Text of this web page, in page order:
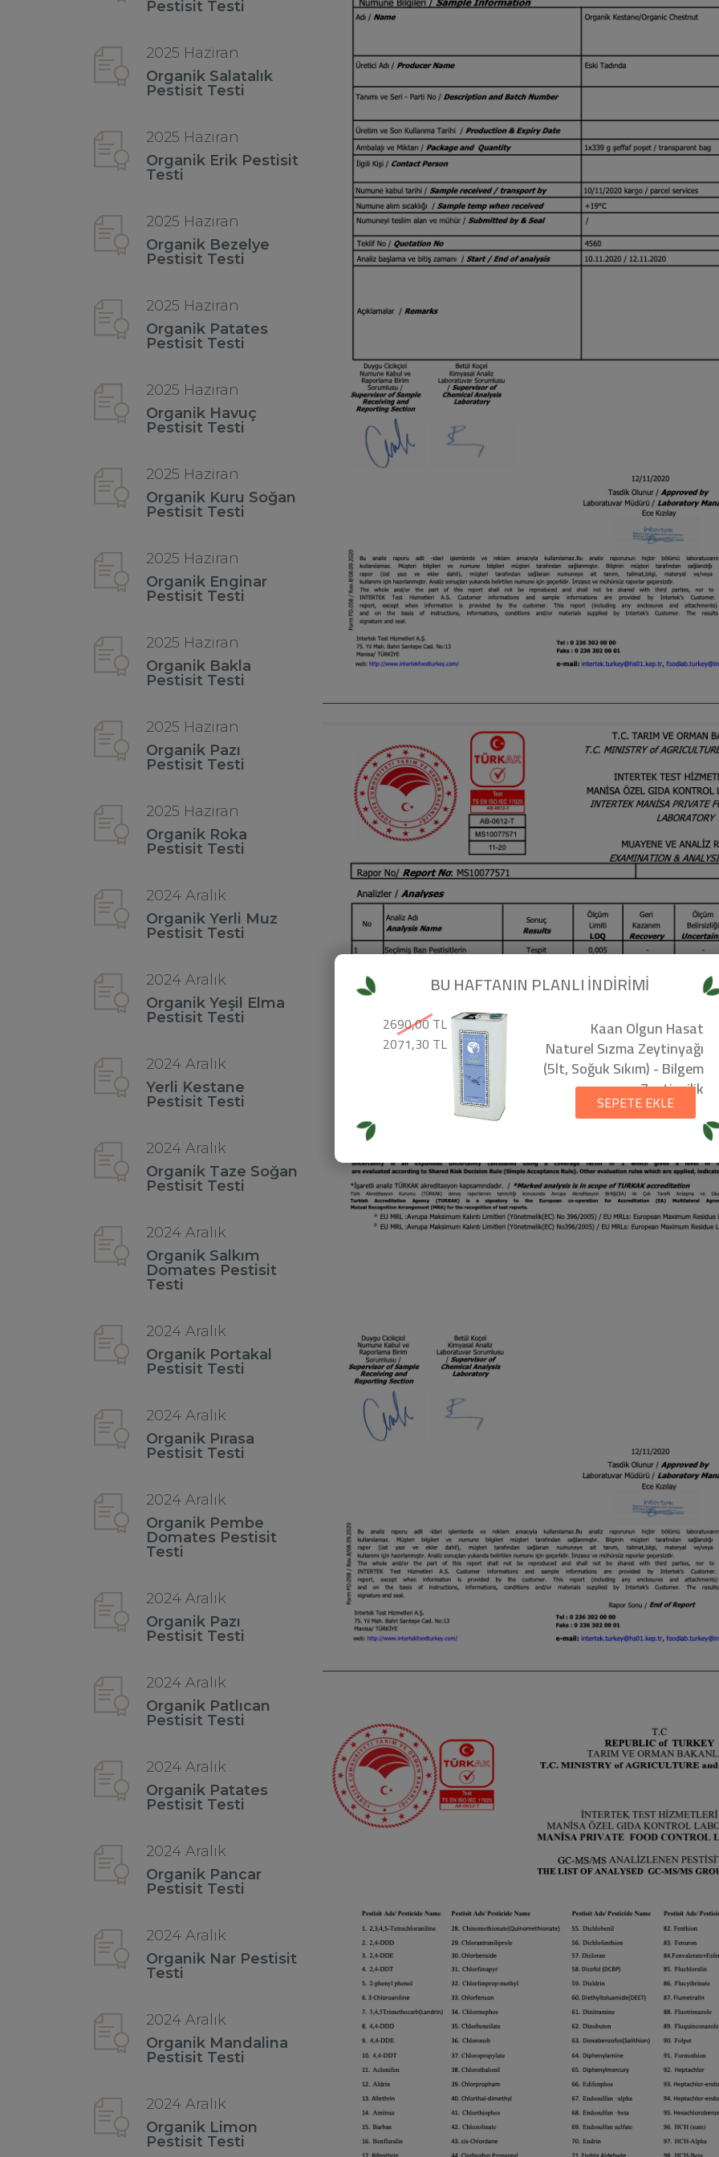
Pestisit Testi
2025 Haziran
Organik Salatalık
Pestisit Testi
2025 Haziran
Organik Erik Pestisit
Testi
2025 Haziran
Organik Bezelye
Pestisit Testi
2025 Haziran
Organik Patates
Pestisit Testi
2025 Haziran
Organik Havuç
Pestisit Testi
2025 Haziran
Organik Kuru Soğan
Pestisit Testi
2025 Haziran
Organik Enginar
Pestisit Testi
2025 Haziran
Organik Bakla
Pestisit Testi
2025 Haziran
Organik Pazı
Pestisit Testi
2025 Haziran
Organik Roka
Pestisit Testi
2024 Aralık
Organik Yerli Muz
Pestisit Testi
2024 Aralık
Organik Yeşil Elma
Pestisit Testi
2024 Aralık
Yerli Kestane
Pestisit Testi
2024 Aralık
Organik Taze Soğan
Pestisit Testi
2024 Aralık
Organik Salkım
Domates Pestisit
Testi
2024 Aralık
Organik Portakal
Pestisit Testi
2024 Aralık
Organik Pırasa
Pestisit Testi
2024 Aralık
Organik Pembe
Domates Pestisit
Testi
2024 Aralık
Organik Pazı
Pestisit Testi
2024 Aralık
Organik Patlıcan
Pestisit Testi
2024 Aralık
Organik Patates
Pestisit Testi
2024 Aralık
Organik Pancar
Pestisit Testi
2024 Aralık
Organik Nar Pestisit
Testi
2024 Aralık
Organik Mandalina
Pestisit Testi
2024 Aralık
Organik Limon
Pestisit Testi
BU HAFTANIN PLANLI İNDİRİMİ
2690,00 TL
2071,30 TL
Kaan Olgun Hasat
Naturel Sızma Zeytinyağı
(5lt, Soğuk Sıkım) - Bilgem
Zeytincilik
SEPETE EKLE